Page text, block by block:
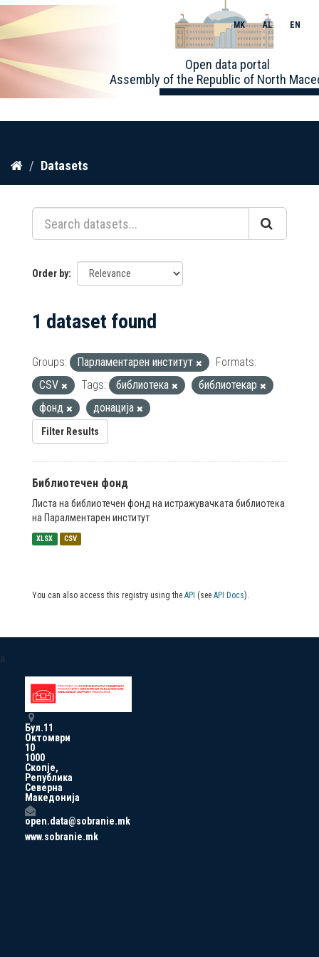
Skip
content
Open data portal
Assembly of the Republic of North
MK AL EN
Datasets
Order by
1 dataset found
Groups: Парламентарен институт
Formats:
CSV
Tags: библиотека
библиотекар
фонд
донација
Filter Results
Библиотечен фонд
Листа на библиотечен фонд на истражувачката библиотека
на Паралментарен институт
XLSX CSV
You can also access this registry using the API (see API Docs).
a
Бул.11
Октомври
10
1000
Скопје,
Република
Северна
Македонија
open.data@sobranie.mk
www.sobranie.mk